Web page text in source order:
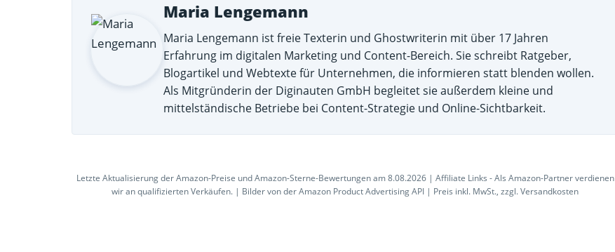
Maria Lengemann
Maria Lengemann ist freie Texterin und Ghostwriterin mit über 17 Jahren
Erfahrung im digitalen Marketing und Content-Bereich. Sie schreibt Ratgeber,
Blogartikel und Webtexte für Unternehmen, die informieren statt blenden wollen.
Als Mitgründerin der Diginauten GmbH begleitet sie außerdem kleine und
mittelständische Betriebe bei Content-Strategie und Online-Sichtbarkeit.
Letzte Aktualisierung der Amazon-Preise und Amazon-Sterne-Bewertungen am 8.08.2026 | Affiliate Links - Als Amazon-Partner verdienen
wir an qualifizierten Verkäufen. | Bilder von der Amazon Product Advertising API | Preis inkl. MwSt., zzgl. Versandkosten